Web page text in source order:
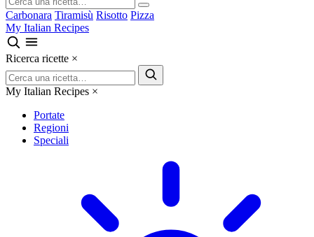
Carbonara Tiramisù Risotto Pizza
My Italian Recipes
Ricerca ricette ×
My Italian Recipes ×
Portate
Regioni
Speciali